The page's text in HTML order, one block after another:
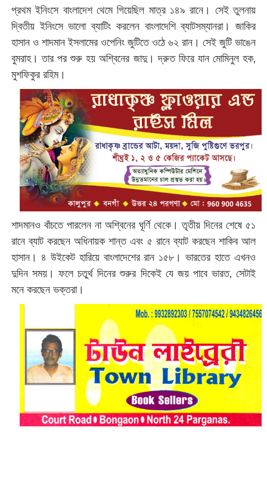
প্রথম ইনিংসে বাংলাদেশ থেমে গিয়েছিল মাত্র ১৪৯ রানে। সেই তুলনায়
দ্বিতীয় ইনিংসে ভালো ব্যাটিং করলেন বাংলাদেশি ব্যাটসম্যানরা। জাকির
হাসান ও শাদমান ইসলামের ওপেনিং জুটিতে ওঠে ৬২ রান। সেই জুটি ভাঙেন
বুমরাহ। তার পর শুরু হয় অশ্বিনের জাদু। দ্রুত ফিরে যান মোমিনুল হক,
মুশফিকুর রহিম।
শাদমানও বাঁচতে পারলেন না অশ্বিনের ঘূর্ণি থেকে। তৃতীয় দিনের শেষে ৫১
রানে ব্যাট করছেন অধিনায়ক শান্ত এবং ৫ রানে ব্যাট করছেন শাকিব আল
হাসান। ৪ উইকেট হারিয়ে বাংলাদেশের রান ১৫৮। ভারতের হাতে এখনও
দুদিন সময়। ফলে চতুর্থ দিনের শুরুর দিকেই যে জয় পাবে ভারত, সেটাই
মনে করছেন ভক্তরা।